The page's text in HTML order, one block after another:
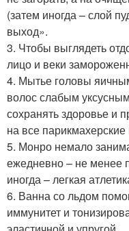
(затем иногда – слой
выход».
3. Чтобы выглядеть
лицо и веки
4. Мытье головы
волос слабым
сохранять здоровье и
на все
5. Монро немало
ежедневно – не менее
иногда – легкая
6. Ванна со льдом
иммунитет и